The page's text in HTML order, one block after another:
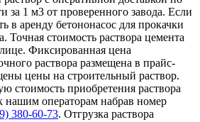
за 1 м3 от проверенного завода. Если
в аренду бетононасос для прокачки
Точная стоимость раствора цемента
Фиксированная цена
раствора размещена в прайс-
цены на строительный раствор.
стоимость приобретения раствора
нашим операторам набрав номер
380-60-73. Отгрузка раствора